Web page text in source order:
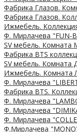
Фабрика Глазов.
Фабрика Глазов.
Ижмебель.
Ф. Мирлачева "FUN-
SV мебель.
Фабрика BTS
SV мебель. Комната
Ижмебель.
Ф. Мирлачева
Фабрика BTS.
Ф. Мирлачева
Ф. Мирлачева
Ф. Мирлачева
Ф.Мирлачева